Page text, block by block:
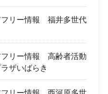
フリー情報 福井多世代
フリー情報 高齢者活動
ザいばらき